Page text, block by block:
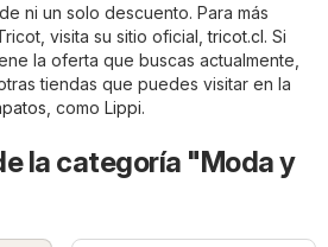
ni un solo descuento. Para más
visita su sitio oficial,tricot.cl. Si
la oferta que buscas actualmente,
tiendas que puedes visitar en la
, como Lippi.
la categoría "Moda y